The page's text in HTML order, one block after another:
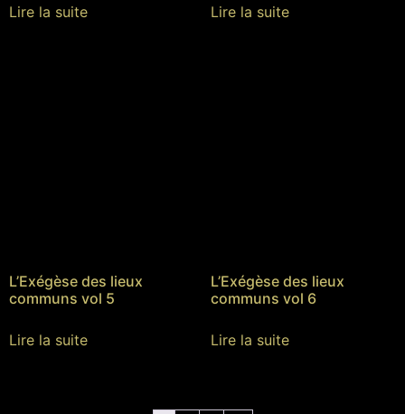
Lire la suite Lire la suite
L’Exégèse des lieux
communs vol 5
Lire la suite
L’Exégèse des lieux
communs vol 6
Lire la suite